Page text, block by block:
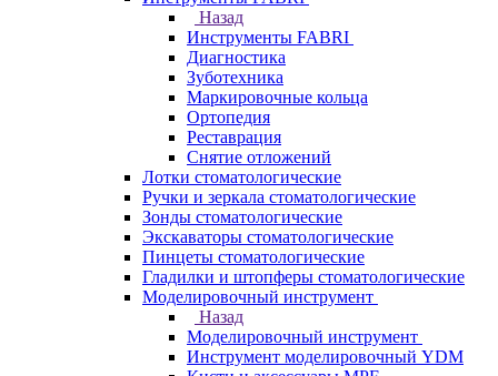
Назад
Инструменты FABRI
Диагностика
Зуботехника
Маркировочные кольца
Ортопедия
Реставрация
Снятие отложений
Лотки стоматологические
Ручки и зеркала стоматологические
Зонды стоматологические
Экскаваторы стоматологические
Пинцеты стоматологические
Гладилки и штопферы стоматологические
Моделировочный инструмент
Назад
Моделировочный инструмент
Инструмент моделировочный YDM